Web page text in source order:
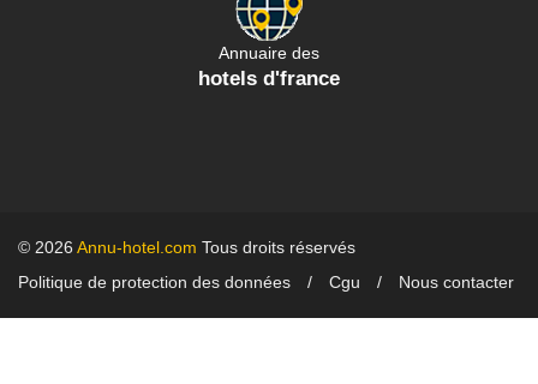
Annuaire des
hotels d'france
© 2026 Annu-hotel.com Tous droits réservés
Politique de protection des données
Cgu Nous contacter